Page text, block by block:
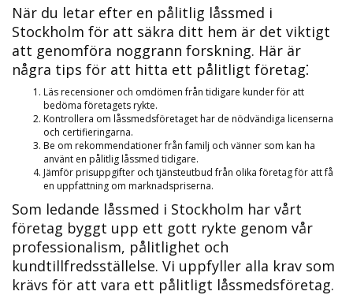
När du letar efter en pålitlig låssmed i
Stockholm för att säkra ditt hem är det viktigt
att genomföra noggrann forskning.​ Här är
några tips för att hitta ett pålitligt företag⁚
Läs recensioner och omdömen från tidigare kunder för att
bedöma företagets rykte.​
Kontrollera om låssmedsföretaget har de nödvändiga licenserna
och certifieringarna.​
Be om rekommendationer från familj och vänner som kan ha
använt en pålitlig låssmed tidigare.
Jämför prisuppgifter och tjänsteutbud från olika företag för att få
en uppfattning om marknadspriserna.​
Som ledande låssmed i Stockholm har vårt
företag byggt upp ett gott rykte genom vår
professionalism, pålitlighet och
kundtillfredsställelse.​ Vi uppfyller alla krav som
krävs för att vara ett pålitligt låssmedsföretag.​